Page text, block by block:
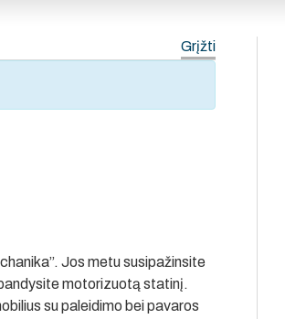
Grįžti
Jos metu susipažinsite
motorizuotą statinį.
su paleidimo bei pavaros